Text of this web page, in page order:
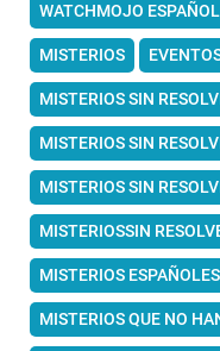
WATCHMOJO ESPAÑOL
MISTERIOS
MISTERIOS SIN
MISTERIOS SIN
MISTERIOS SIN
MISTERIOSSIN
MISTERIOS ESPAÑOLES
MISTERIOS QUE NO